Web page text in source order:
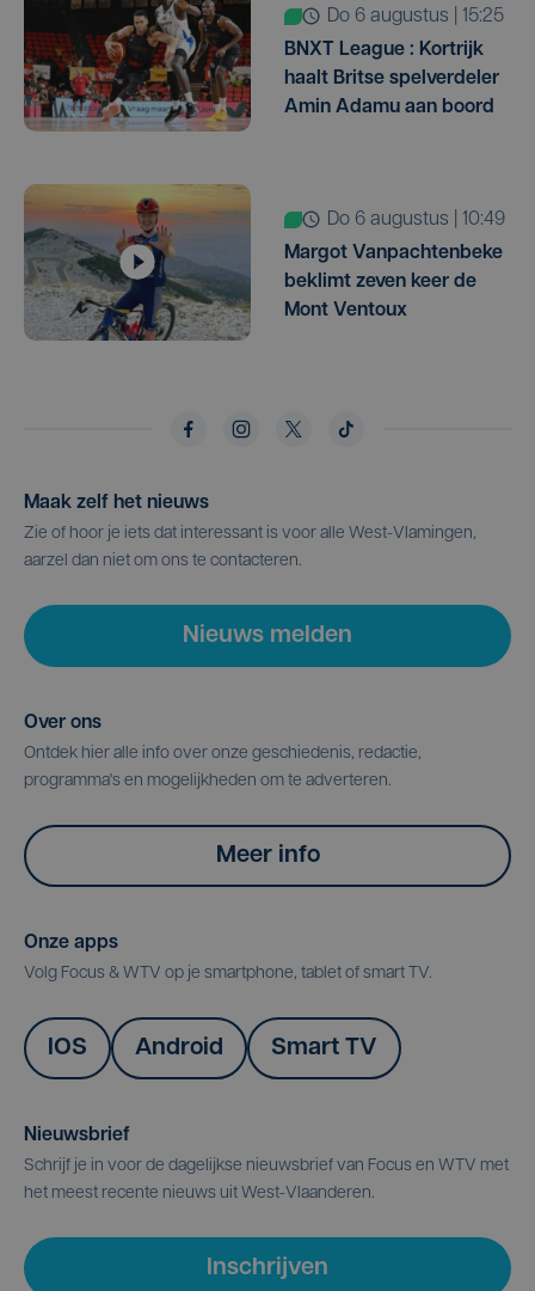
do 6 augustus | 15:25
BNXT League : Kortrijk
haalt Britse spelverdeler
Amin Adamu aan boord
do 6 augustus | 10:49
Margot Vanpachtenbeke
beklimt zeven keer de
Mont Ventoux
Maak zelf het nieuws
Zie of hoor je iets dat interessant is voor alle West-Vlamingen,
aarzel dan niet om ons te contacteren.
Nieuws melden
Over ons
Ontdek hier alle info over onze geschiedenis, redactie,
programma's en mogelijkheden om te adverteren.
Meer info
Onze apps
Volg Focus & WTV op je smartphone, tablet of smart TV.
IOS Android Smart TV
Nieuwsbrief
Schrijf je in voor de dagelijkse nieuwsbrief van Focus en WTV met
het meest recente nieuws uit West-Vlaanderen.
Inschrijven